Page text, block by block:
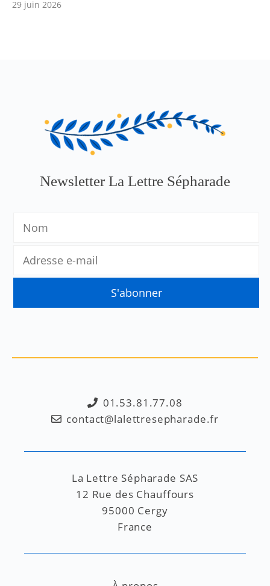
29 juin 2026
Newsletter La Lettre Sépharade
01.53.81.77.08
contact@lalettresepharade.fr
La Lettre Sépharade SAS
12 Rue des Chauffours
95000 Cergy
France